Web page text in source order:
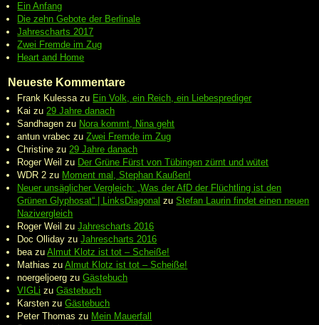
Ein Anfang
Die zehn Gebote der Berlinale
Jahrescharts 2017
Zwei Fremde im Zug
Heart and Home
Neueste Kommentare
Frank Kulessa zu Ein Volk, ein Reich, ein Liebesprediger
Kai zu 29 Jahre danach
Sandhagen zu Nora kommt, Nina geht
antun vrabec zuZwei Fremde im Zug
Christine zu 29 Jahre danach
Roger Weil zu Der Grüne Fürst von Tübingen zürnt und wütet
WDR 2 zu Moment mal, Stephan Kaußen!
Neuer unsäglicher Vergleich: „Was der AfD der Flüchtling ist den
Grünen Glyphosat“ | LinksDiagonal zuStefan Laurin findet einen neuen
Nazivergleich
Roger Weil zuJahrescharts 2016
Doc Olliday zuJahrescharts 2016
bea zuAlmut Klotz ist tot – Scheiße!
Mathias zuAlmut Klotz ist tot – Scheiße!
noergeljoerg zuGästebuch
VIGLi zuGästebuch
Karsten zuGästebuch
Peter Thomas zu Mein Mauerfall